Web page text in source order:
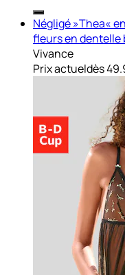
Négligé »Thea«
fleurs en dentelle
Vivance
Prix actueldès